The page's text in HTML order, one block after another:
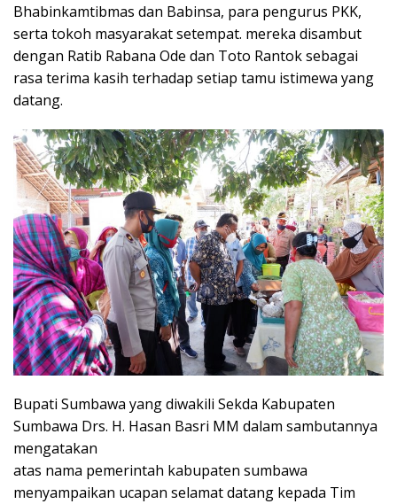
Bhabinkamtibmas dan Babinsa, para pengurus PKK,
serta tokoh masyarakat setempat. mereka disambut
dengan Ratib Rabana Ode dan Toto Rantok sebagai
rasa terima kasih terhadap setiap tamu istimewa yang
datang.
Bupati Sumbawa yang diwakili Sekda Kabupaten
Sumbawa Drs. H. Hasan Basri MM dalam sambutannya
mengatakan
atas nama pemerintah kabupaten sumbawa
menyampaikan ucapan selamat datang kepada Tim